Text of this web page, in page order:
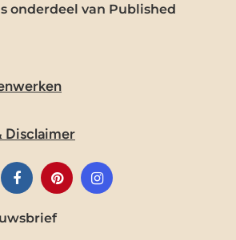
onderdeel van Published
Disclaimer